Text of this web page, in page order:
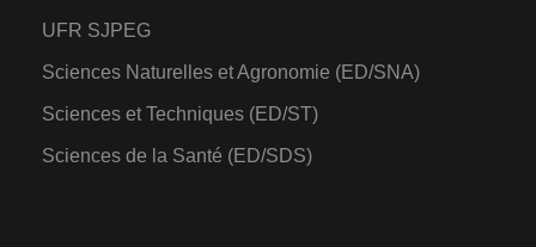
UFR SJPEG
Sciences Naturelles et Agronomie (ED/SNA)
Sciences et Techniques (ED/ST)
Sciences de la Santé (ED/SDS)